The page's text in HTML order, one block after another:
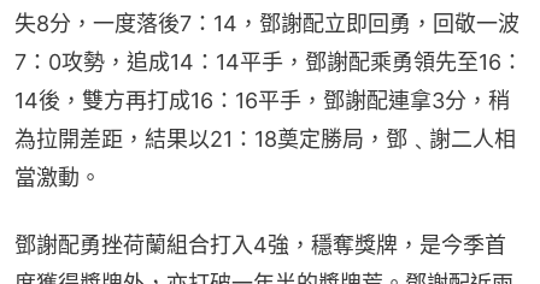
失8分，一度落後7：14，鄧謝配立即回勇，回敬一波
7：0攻勢，追成14：14平手，鄧謝配乘勇領先至16：
14後，雙方再打成16：16平手，鄧謝配連拿3分，稍
為拉開差距，結果以21：18奠定勝局，鄧﹑謝二人相
當激動。
鄧謝配勇挫荷蘭組合打入4強，穩奪獎牌，是今季首